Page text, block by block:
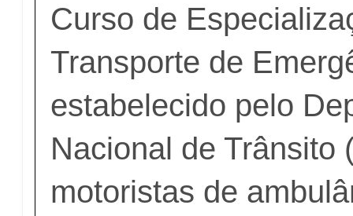
Curso de
Transporte de
estabelecido pelo
Nacional de Trânsito
motoristas de